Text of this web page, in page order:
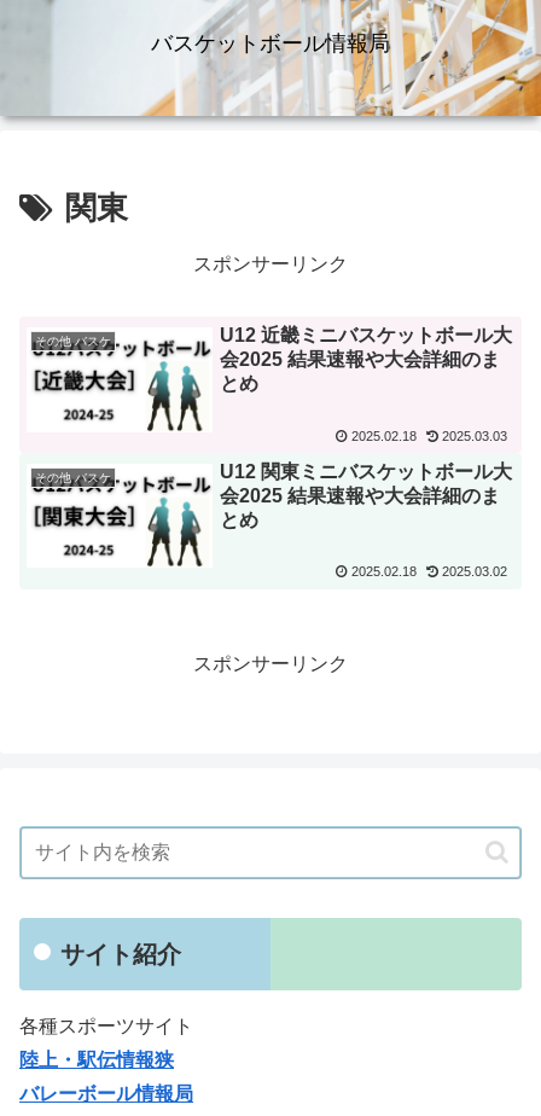
バスケットボール情報局
関東
スポンサーリンク
その他 バスケ
U12 近畿ミニバスケットボール大
会2025 結果速報や大会詳細のま
とめ
2025.02.18 2025.03.03
その他 バスケ
U12 関東ミニバスケットボール大
会2025 結果速報や大会詳細のま
とめ
2025.02.18 2025.03.02
スポンサーリンク
サイト紹介
各種スポーツサイト
陸上・駅伝情報狭
バレーボール情報局